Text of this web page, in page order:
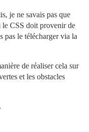
je ne savais pas que
le CSS doit provenir de
pas le télécharger via la
de réaliser cela sur
et les obstacles